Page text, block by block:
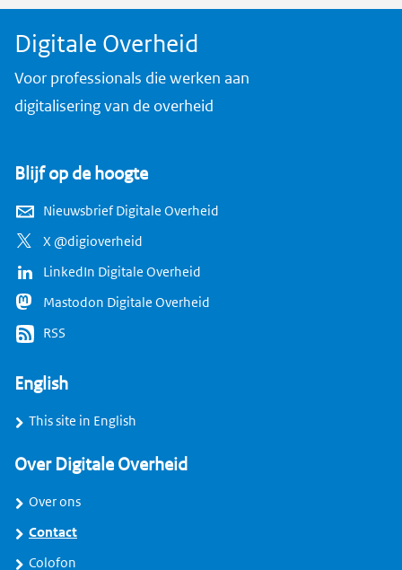
r
e
Digitale Overheid
Voor professionals die werken aan
digitalisering van de overheid
Blijf op de hoogte
Nieuwsbrief Digitale Overheid
X @digioverheid
LinkedIn Digitale Overheid
Mastodon Digitale Overheid
RSS
English
This site in English
Over Digitale Overheid
Over ons
Contact
Colofon